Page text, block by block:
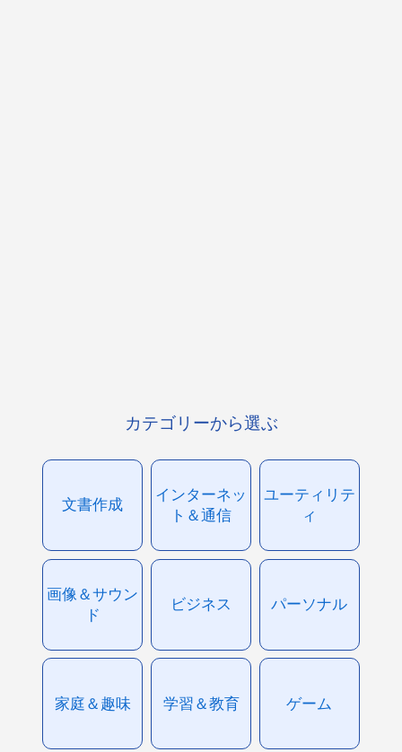
カテゴリーから選ぶ
文書作成
インターネッ
ト＆通信
ユーティリテ
ィ
画像＆サウン
ド
ビジネス パーソナル
家庭＆趣味 学習＆教育 ゲーム